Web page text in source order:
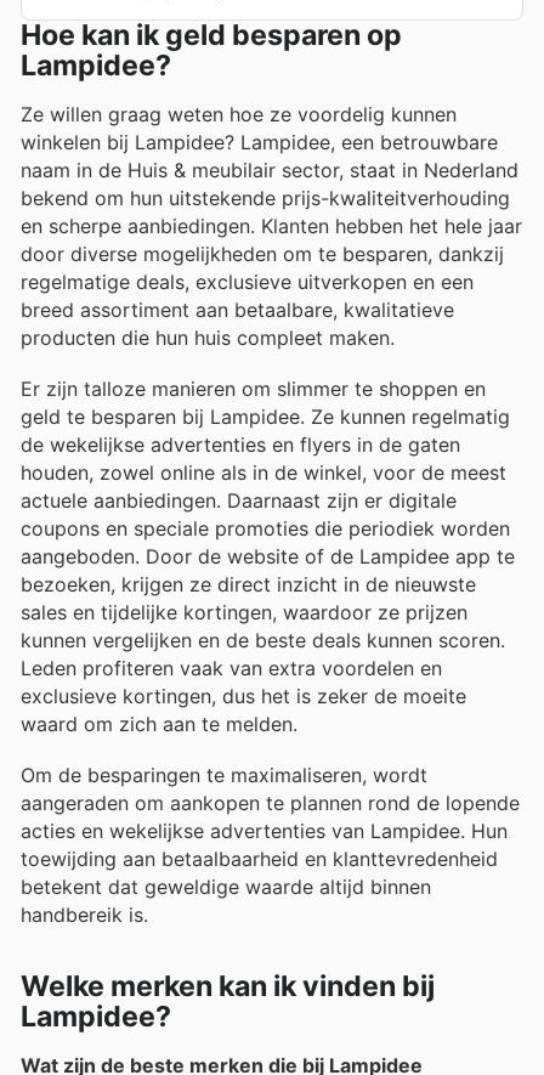
Hoe kan ik geld besparen op
Lampidee?
Ze willen graag weten hoe ze voordelig kunnen
winkelen bij Lampidee? Lampidee, een betrouwbare
naam in de Huis & meubilair sector, staat in Nederland
bekend om hun uitstekende prijs-kwaliteitverhouding
en scherpe aanbiedingen. Klanten hebben het hele jaar
door diverse mogelijkheden om te besparen, dankzij
regelmatige deals, exclusieve uitverkopen en een
breed assortiment aan betaalbare, kwalitatieve
producten die hun huis compleet maken.
Er zijn talloze manieren om slimmer te shoppen en
geld te besparen bij Lampidee. Ze kunnen regelmatig
de wekelijkse advertenties en flyers in de gaten
houden, zowel online als in de winkel, voor de meest
actuele aanbiedingen. Daarnaast zijn er digitale
coupons en speciale promoties die periodiek worden
aangeboden. Door de website of de Lampidee app te
bezoeken, krijgen ze direct inzicht in de nieuwste
sales en tijdelijke kortingen, waardoor ze prijzen
kunnen vergelijken en de beste deals kunnen scoren.
Leden profiteren vaak van extra voordelen en
exclusieve kortingen, dus het is zeker de moeite
waard om zich aan te melden.
Om de besparingen te maximaliseren, wordt
aangeraden om aankopen te plannen rond de lopende
acties en wekelijkse advertenties van Lampidee. Hun
toewijding aan betaalbaarheid en klanttevredenheid
betekent dat geweldige waarde altijd binnen
handbereik is.
Welke merken kan ik vinden bij
Lampidee?
Wat zijn de beste merken die bij Lampidee